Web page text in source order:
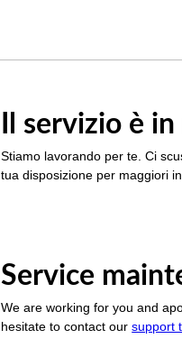
Il servizio è
Stiamo lavorando per te. Ci
tua disposizione per maggiori
Service
We are working for you and
hesitate to contact oursupport